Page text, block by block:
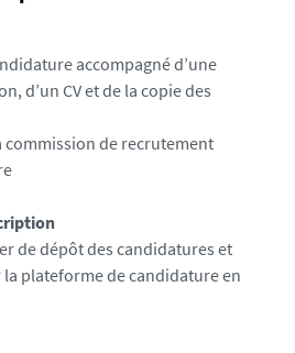
accompagné d’une
d’un CV et de la copie des
commission de recrutement
de dépôtdes candidatures et
plateforme de candidature en